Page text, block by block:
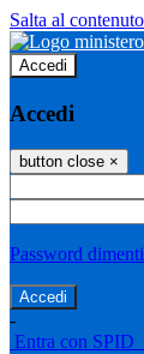
Salta al contenuto
Accedi
Accedi
button close ×
Password
-
Entra con SPID